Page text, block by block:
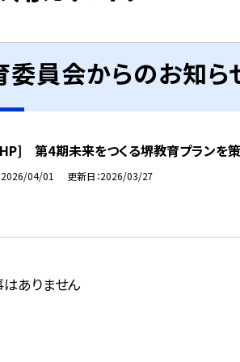
委員会からのお知ら
第4期未来をつくる堺教育プランを策
2026/04/01 更新日 2026/03/27
ありません